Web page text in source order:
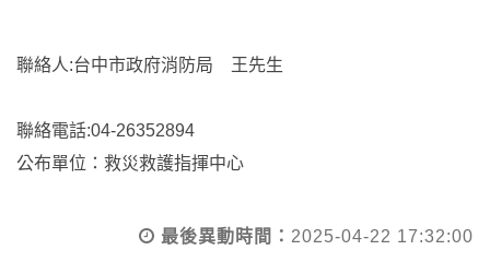
聯絡人:台中市政府消防局 王先生
聯絡電話:04-26352894
公布單位：救災救護指揮中心
最後異動時間： 2025-04-22 17:32:00